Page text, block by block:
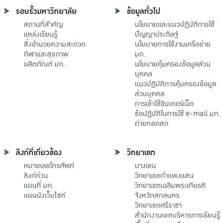
รอบรั้วมหาวิทยาลัย
สถานที่สำคัญ
แหล่งเรียนรู้
สิ่งอำนวยความสะดวก
กีฬาและสุขภาพ
ผลิตภัณฑ์ มก.
ข้อมูลทั่วไป
นโยบายและแนวปฏิบัติการใช้
ปัญญาประดิษฐ์
นโยบายการใช้งานเครือข่าย
มก.
นโยบายคุ้มครองข้อมูลส่วน
บุคคล
แนวปฏิบัติการคุ้มครองข้อมูล
ส่วนบุคคล
การเข้าใช้อินเตอร์เน็ต
ข้อปฏิบัติในการใช้ e-mail มก.
ถ่ายทอดสด
ลิงก์ที่เกี่ยวข้อง
หมายเลขโทรศัพท์
ลิงก์ด่วน
แผนที่ มก.
แผนผังเว็บไซต์
วิทยาเขต
บางเขน
วิทยาเขตกําแพงแสน
วิทยาเขตเฉลิมพระเกียรติ
จังหวัดสกลนคร
วิทยาเขตศรีราชา
สำนักงานเขตบริหารการเรียนรู้